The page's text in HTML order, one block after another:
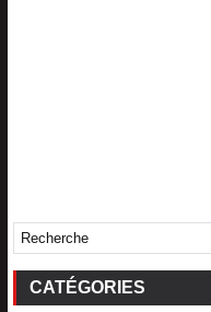
CATÉGORIES